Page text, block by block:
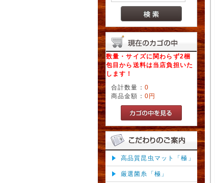
数量・サイズに関わらず2梱
包目から送料は当店負担いた
します！
合計数量： 0
商品金額： 0円
高品質昆虫マット「極」
厳選菌糸「極」